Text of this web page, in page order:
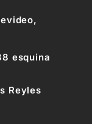
esquina
Reyles